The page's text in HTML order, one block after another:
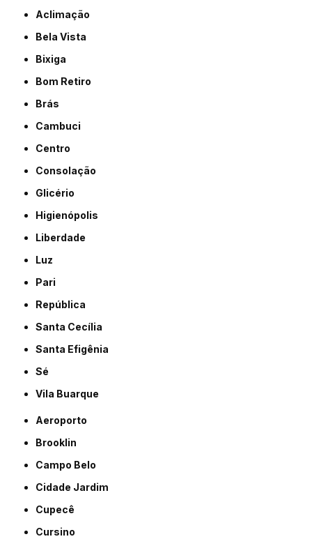
Aclimação
Bela Vista
Bixiga
Bom Retiro
Brás
Cambuci
Centro
Consolação
Glicério
Higienópolis
Liberdade
Luz
Pari
República
Santa Cecília
Santa Efigênia
Sé
Vila Buarque
Aeroporto
Brooklin
Campo Belo
Cidade Jardim
Cupecê
Cursino